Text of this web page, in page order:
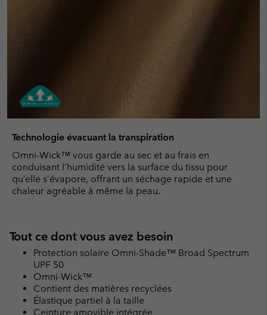
Technologie évacuant la transpiration
Omni-Wick™ vous garde au sec et au frais en
conduisant l’humidité vers la surface du tissu pour
qu’elle s’évapore, offrant un séchage rapide et une
chaleur agréable à même la peau.
Tout ce dont vous avez besoin
Protection solaire Omni-Shade™ Broad Spectrum
UPF 50
Omni-Wick™
Contient des matières recyclées
Élastique partiel à la taille
Ceinture amovible intégrée